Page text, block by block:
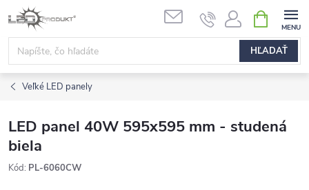
Prejsť
na
obsah
HĽADAŤ
KOŠÍK
Veľké LED panely
LED panel 40W 595x595 mm - studená
biela
Kód: PL-6060CW